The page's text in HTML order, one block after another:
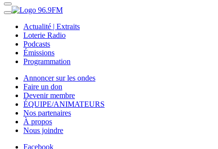
Actualité | Extraits
Loterie Radio
Podcasts
Émissions
Programmation
Annoncer sur les ondes
Faire un don
Devenir membre
ÉQUIPE/ANIMATEURS
Nos partenaires
À propos
Nous joindre
Facebook